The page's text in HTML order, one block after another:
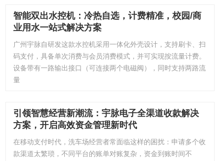
智能双出水控机：冷热自选，计费精准，校园/商
业用水一站式解决方案
广州宇脉自研发这款水控机采用一体化外壳设计，支持刷卡、扫
码支付，具备单次消费与会员消费模式，并可实现按流量计费。
设备带有一路输出接口（可连接两个电磁阀），同时支持两路流
量
引领智慧经营新潮流：宇脉电子全渠道收款解决
方案，开启高效资金管理新时代
在移动支付时代，洗车场经营者常面临这样的困扰：申请多个收
款渠道太繁琐，不同平台的账单对账复杂，资金到账时间不